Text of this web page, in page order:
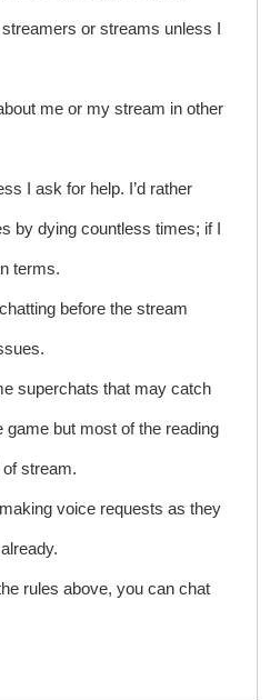
streamers or streams unless I
me or my stream in other
I ask for help. I’d rather
by dying countless times; if I
terms.
before the stream
superchats that may catch
game but most of the reading
stream.
voice requests as they
rules above, you can chat